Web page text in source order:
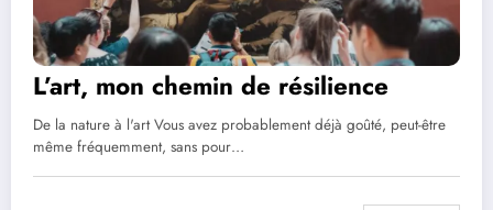
L’art, mon chemin de résilience
De la nature à l'art Vous avez probablement déjà goûté, peut-être
même fréquemment, sans pour…